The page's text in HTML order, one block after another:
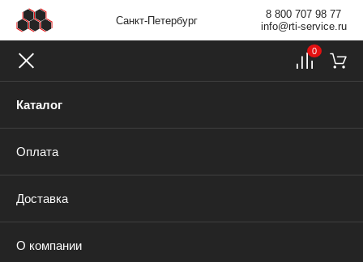
Санкт-Петербург
8 800 707 98 77
info@rti-service.ru
Каталог
Оплата
Доставка
О компании
0